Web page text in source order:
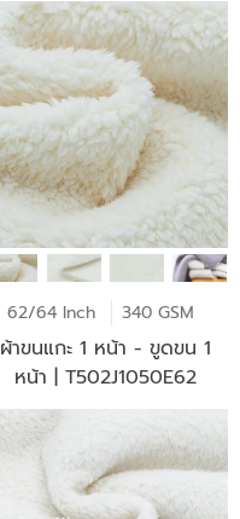
62/64 Inch 340 GSM
ผ้าขนแกะ 1 หน้า - ขูดขน 1
หน้า | T502J1050E62